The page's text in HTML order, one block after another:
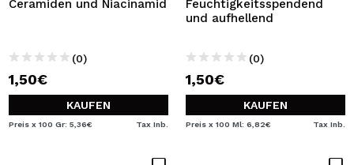
Ceramiden und Niacinamid
(0)
1,50€
KAUFEN
Preis x 100 Gr: 5,36€ Tax Inb.
Feuchtigkeitsspendend
und aufhellend
(0)
1,50€
KAUFEN
Preis x 100 Ml: 6,82€ Tax Inb.